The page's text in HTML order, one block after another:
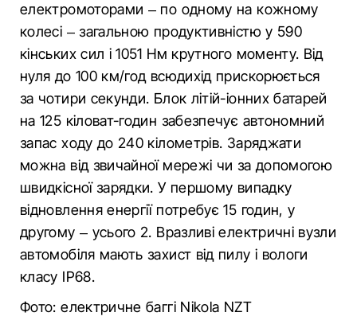
електромоторами – по одному на кожному
колесі – загальною продуктивністю у 590
кінських сил і 1051 Нм крутного моменту. Від
нуля до 100 км/год всюдихід прискорюється
за чотири секунди. Блок літій-іонних батарей
на 125 кіловат-годин забезпечує автономний
запас ходу до 240 кілометрів. Заряджати
можна від звичайної мережі чи за допомогою
швидкісної зарядки. У першому випадку
відновлення енергії потребує 15 годин, у
другому – усього 2. Вразливі електричні вузли
автомобіля мають захист від пилу і вологи
класу IP68.
Фото: електричне баггі Nikola NZT